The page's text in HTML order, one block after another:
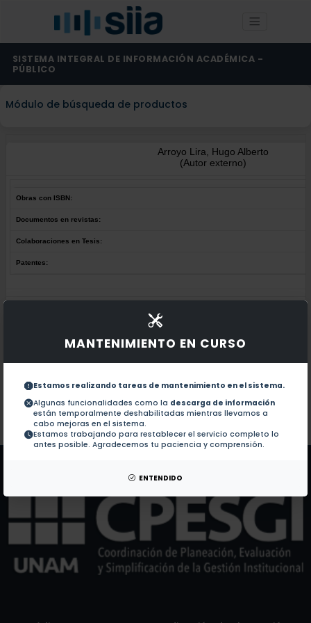
MANTENIMIENTO EN CURSO
Estamos realizando tareas de mantenimiento en el sistema.
Algunas funcionalidades como la descarga de información
están temporalmente deshabilitadas mientras llevamos a
cabo mejoras en el sistema.
Estamos trabajando para restablecer el servicio completo lo
antes posible. Agradecemos tu paciencia y comprensión.
ENTENDIDO
SISTEMA INTEGRAL DE INFORMACIÓN ACADÉMICA -
PÚBLICO
Módulo de búsqueda de productos
Arroyo Lira, Hugo Alberto
(Autor externo)
Obras con ISBN:
Documentos en revistas:
Colaboraciones en Tesis:
Patentes:
No hay revistas de este autor.
Colaboraciones en Tesis:
Patentes: No hay patentes de este autor.